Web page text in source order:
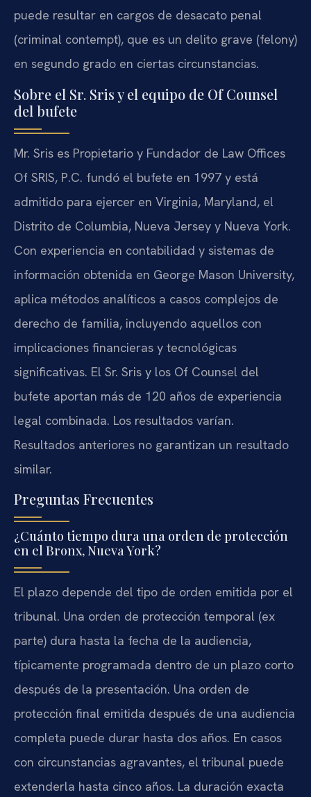
puede resultar en cargos de desacato penal
(criminal contempt), que es un delito grave (felony)
en segundo grado en ciertas circunstancias.
Sobre el Sr. Sris y el equipo de Of Counsel
del bufete
Mr. Sris es Propietario y Fundador de Law Offices
Of SRIS, P.C. fundó el bufete en 1997 y está
admitido para ejercer en Virginia, Maryland, el
Distrito de Columbia, Nueva Jersey y Nueva York.
Con experiencia en contabilidad y sistemas de
información obtenida en George Mason University,
aplica métodos analíticos a casos complejos de
derecho de familia, incluyendo aquellos con
implicaciones financieras y tecnológicas
significativas. El Sr. Sris y los Of Counsel del
bufete aportan más de 120 años de experiencia
legal combinada. Los resultados varían.
Resultados anteriores no garantizan un resultado
similar.
Preguntas Frecuentes
¿Cuánto tiempo dura una orden de protección
en el Bronx, Nueva York?
El plazo depende del tipo de orden emitida por el
tribunal. Una orden de protección temporal (ex
parte) dura hasta la fecha de la audiencia,
típicamente programada dentro de un plazo corto
después de la presentación. Una orden de
protección final emitida después de una audiencia
completa puede durar hasta dos años. En casos
con circunstancias agravantes, el tribunal puede
extenderla hasta cinco años. La duración exacta